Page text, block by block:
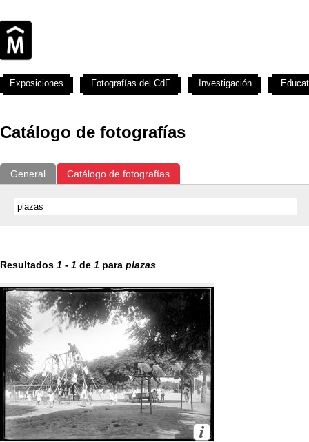
Catálogo de fotografías
General Catálogo de fotografías
Resultados 1 - 1 de 1 para plazas
Exposiciones Fotografías del CdF Investigación